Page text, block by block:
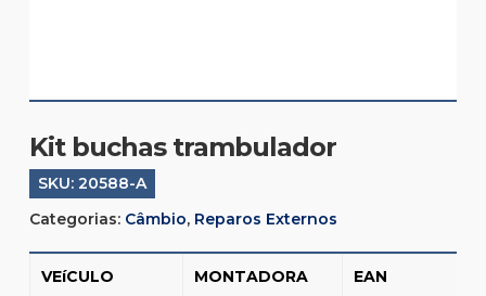
Kit buchas trambulador
SKU: 20588-A
Categorias: Câmbio, Reparos Externos
VEíCULO MONTADORA EAN